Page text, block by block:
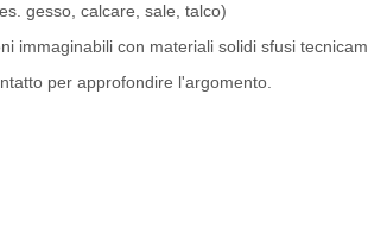
gesso, calcare, sale, talco)
immaginabili con materiali solidi sfusi
per approfondire l'argomento.